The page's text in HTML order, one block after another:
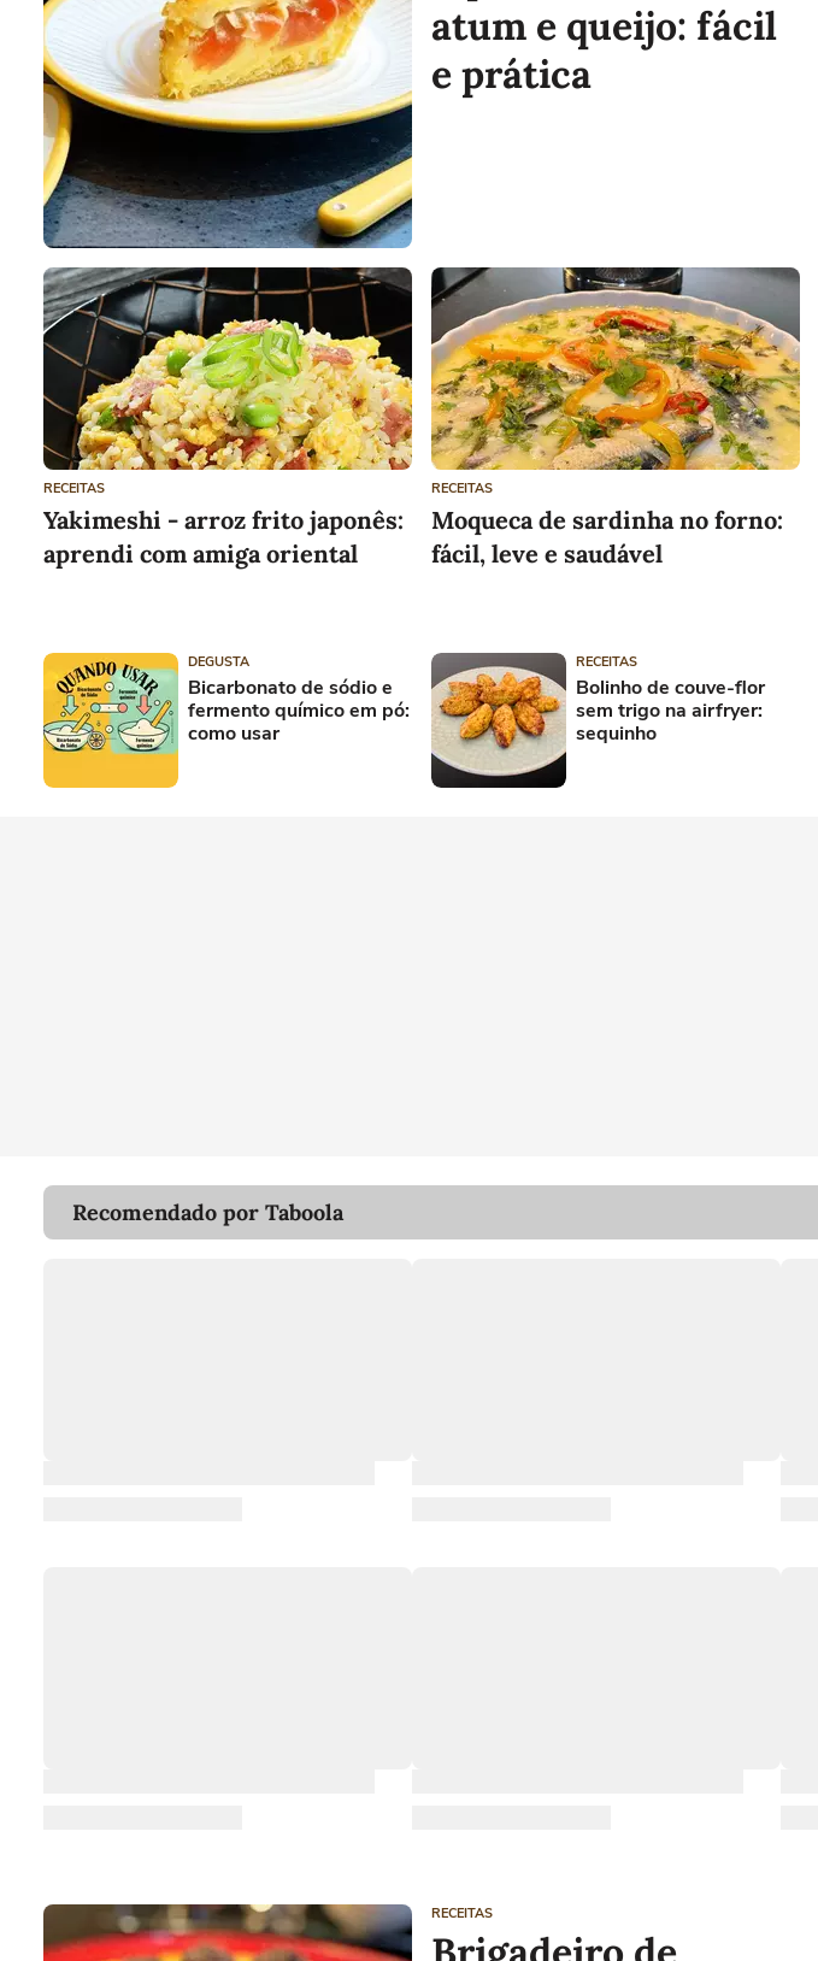
atum e queijo: fácil
e prática
RECEITAS
Yakimeshi - arroz frito japonês:
aprendi com amiga oriental
RECEITAS
Moqueca de sardinha no forno:
fácil, leve e saudável
DEGUSTA
Bicarbonato de sódio e
fermento químico em pó:
como usar
RECEITAS
Bolinho de couve-flor
sem trigo na airfryer:
sequinho
Recomendado por Taboola
RECEITAS